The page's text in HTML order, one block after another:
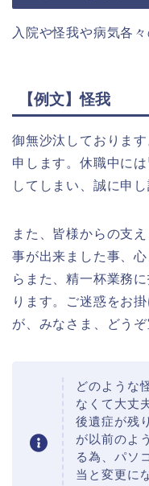
入院や怪我や病気各
【例文】怪我
御無沙汰しておりま
申します。休職中に
してしまい、誠に申
また、皆様からの支
事が出来ました事、
らまた、精一杯業務
ります。ご迷惑をお
が、みなさま、どう
どのような
なくて大丈
後遺症が残
が以前のよ
る為、パソ
当と変更に